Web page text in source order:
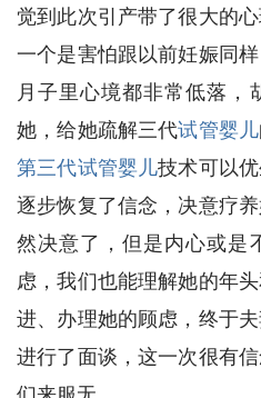
觉到此次引产带了很大的
一个是害怕跟以前妊娠同
月子里心境都非常低落，
她，给她疏解三代试管婴儿
第三代试管婴儿技术可以
逐步恢复了信念，决意疗
然决意了，但是内心或是
虑，我们也能理解她的年
进、办理她的顾虑，终于
进行了面谈，这一次很有